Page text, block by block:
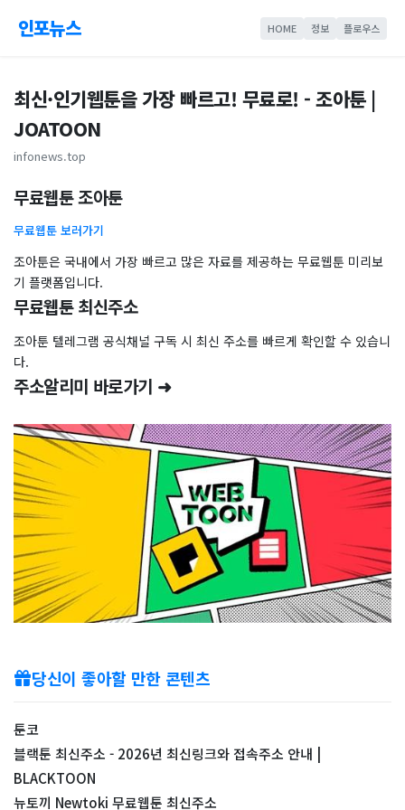
인포뉴스 HOME 정보 플로우스
최신·인기웹툰을 가장 빠르고! 무료로! - 조아툰 |
JOATOON
infonews.top
무료웹툰 조아툰
무료웹툰 보러가기
조아툰은 국내에서 가장 빠르고 많은 자료를 제공하는 무료웹툰 미리보
기 플랫폼입니다.
무료웹툰 최신주소
조아툰 텔레그램 공식채널 구독 시 최신 주소를 빠르게 확인할 수 있습니
다.
주소알리미 바로가기 ➜
당신이 좋아할 만한 콘텐츠
툰코
블랙툰 최신주소 - 2026년 최신링크와 접속주소 안내 |
BLACKTOON
뉴토끼 Newtoki 무료웹툰 최신주소